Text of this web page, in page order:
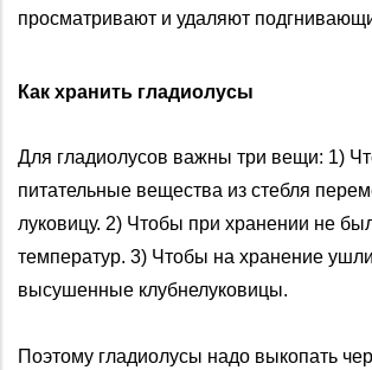
просматривают и удаляют
Как хранить гладиолусы
Для гладиолусов важны три вещи: 1)
питательные вещества из стебля
луковицу. 2) Чтобы при хранении не
температур. 3) Чтобы на хранение
высушенные клубнелуковицы.
Поэтому гладиолусы надо выкопать